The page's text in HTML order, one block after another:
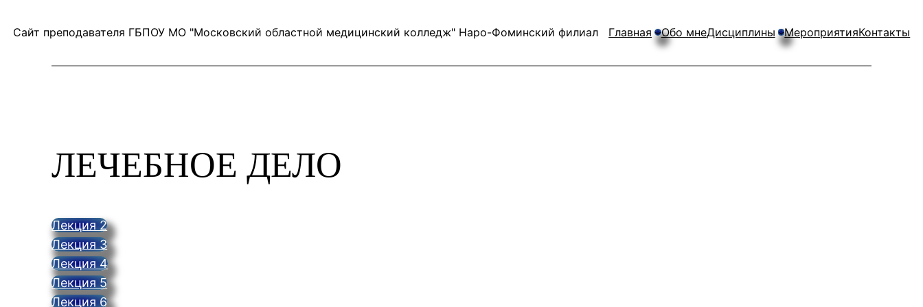
Сайт преподавателя ГБПОУ МО "Московский областной медицинский колледж" Наро-Фоминский филиал Главная Обо мнеДисциплины МероприятияКонтакты
ЛЕЧЕБНОЕ ДЕЛО
Лекция 2
Лекция 3
Лекция 4
Лекция 5
Лекция 6